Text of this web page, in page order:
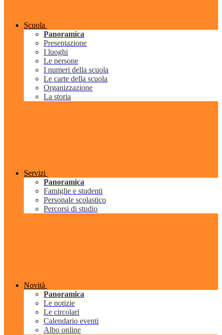
Scuola
Panoramica
Presentazione
I luoghi
Le persone
I numeri della scuola
Le carte della scuola
Organizzazione
La storia
Servizi
Panoramica
Famiglie e studenti
Personale scolastico
Percorsi di studio
Novità
Panoramica
Le notizie
Le circolari
Calendario eventi
Albo online